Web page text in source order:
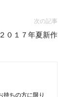
次の記事
０１７年夏新作
持ちの方に限り